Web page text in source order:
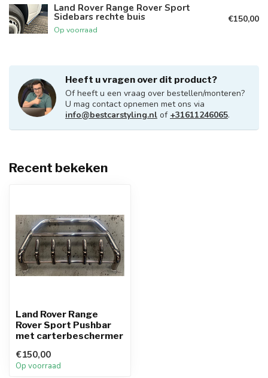
Land Rover Range Rover Sport
Sidebars rechte buis
Op voorraad
€150,00
Heeft u vragen over dit product?
Of heeft u een vraag over bestellen/monteren?
U mag contact opnemen met ons via
info@bestcarstyling.nl of +31611246065.
Recent bekeken
Land Rover Range
Rover Sport Pushbar
met carterbeschermer
€150,00
Op voorraad